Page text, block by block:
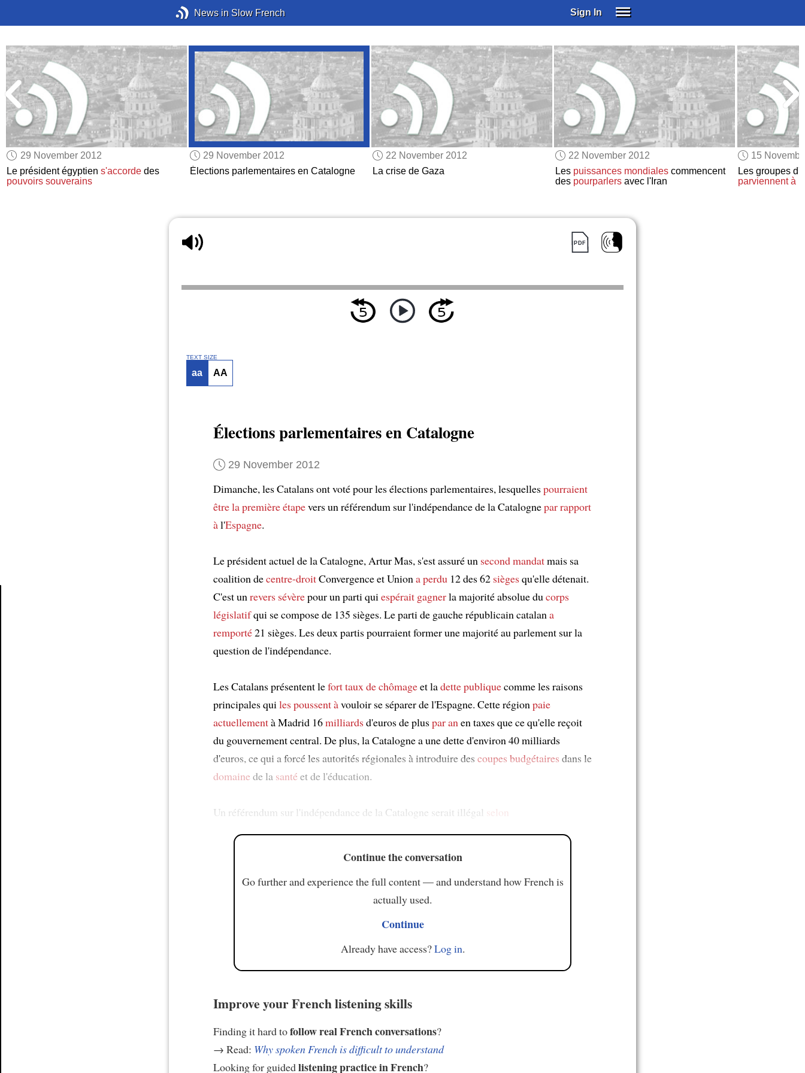
News in Slow French Sign In
SUBSCRIBE
EDUCATIONAL LICENSES
GIFT CARDS
OTHER LANGUAGES
ABOUT US
ALEXA
ADJUST COLORS
29 November 2012
Le président égyptiens'accorde des
pouvoirs souverains
29 November 2012
Élections parlementaires en Catalogne
22 November 2012
La crise de Gaza
22 November 2012
Les puissances mondialescommencent
des pourparlersavec l'Iran
15
Les groupes
parviennent à
TEXT SIZE
aa AA
Élections parlementaires en Catalogne
29 November 2012
Dimanche, les Catalans ont voté pour les élections parlementaires, lesquellespourraient
être la première étapevers un référendum sur l'indépendance de la Catalognepar rapport
àl'Espagne.
Le président actuel de la Catalogne, Artur Mas, s'est assuré un second mandatmais sa
coalition decentre-droitConvergence et Uniona perdu 12 des 62 siègesqu'elle détenait.
C'est unrevers sévèrepour un parti quiespérait gagnerla majorité absolue ducorps
législatifqui se compose de 135 sièges. Le parti de gauche républicain catalana
remporté21 sièges. Les deux partis pourraient former une majorité au parlement sur la
question de l'indépendance.
Les Catalans présentent lefort taux de chômageet ladette publiquecomme les raisons
principales quiles poussent àvouloir se séparer de l'Espagne. Cette régionpaie
actuellementà Madrid 16milliardsd'euros de pluspar anen taxes que ce qu'elle reçoit
du gouvernement central. De plus, la Catalogne a une dette d'environ 40 milliards
d'euros, ce qui a forcé les autorités régionales à introduire des coupes budgétaires dans le
domainede la santéet de l'éducation.
Un référendum sur l'indépendance de la Catalogne serait illégal selon
Continue the conversation
Go further and experience the full content — and understand how French is
actually used.
Continue
Already have access?Log in.
Improve your French listening skills
Finding it hard tofollow real French conversations?
→ Read: Why spoken French is difficult to understand
Looking for guidedlistening practice in French?